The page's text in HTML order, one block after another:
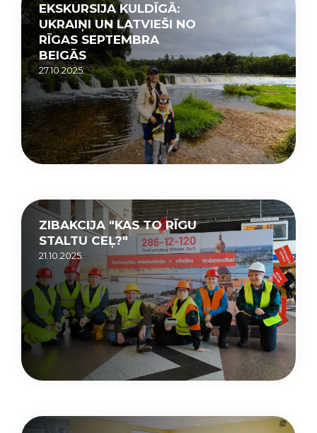
EKSKURSIJA KULDĪGĀ:
UKRAIŅI UN LATVIEŠI NO
RĪGAS SEPTEMBRA
BEIGĀS
27.10.2025.
ZIBAKCIJA "KAS TO RĪGU
STALTU CEĻ?"
21.10.2025.